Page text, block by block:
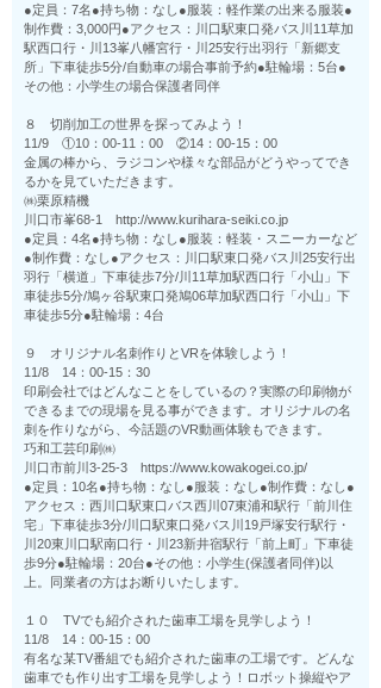
●定員：7名●持ち物：なし●服装：軽作業の出来る服装●
制作費：3,000円●アクセス：川口駅東口発バス川11草加
駅西口行・川13峯八幡宮行・川25安行出羽行「新郷支
所」下車徒歩5分/自動車の場合事前予約●駐輪場：5台●
その他：小学生の場合保護者同伴
８ 切削加工の世界を探ってみよう！
11/9 ①10：00-11：00 ②14：00-15：00
金属の棒から、ラジコンや様々な部品がどうやってでき
るかを見ていただきます。
㈱栗原精機
川口市峯68-1 http://www.kurihara-seiki.co.jp
●定員：4名●持ち物：なし●服装：軽装・スニーカーなど
●制作費：なし●アクセス：川口駅東口発バス川25安行出
羽行「横道」下車徒歩7分/川11草加駅西口行「小山」下
車徒歩5分/鳩ヶ谷駅東口発鳩06草加駅西口行「小山」下
車徒歩5分●駐輪場：4台
９ オリジナル名刺作りとVRを体験しよう！
11/8 14：00-15：30
印刷会社ではどんなことをしているの？実際の印刷物が
できるまでの現場を見る事ができます。オリジナルの名
刺を作りながら、今話題のVR動画体験もできます。
巧和工芸印刷㈱
川口市前川3-25-3 https://www.kowakogei.co.jp/
●定員：10名●持ち物：なし●服装：なし●制作費：なし●
アクセス：西川口駅東口バス西川07東浦和駅行「前川住
宅」下車徒歩3分/川口駅東口発バス川19戸塚安行駅行・
川20東川口駅南口行・川23新井宿駅行「前上町」下車徒
歩9分●駐輪場：20台●その他：小学生(保護者同伴)以
上。同業者の方はお断りいたします。
１０ TVでも紹介された歯車工場を見学しよう！
11/8 14：00-15：00
有名な某TV番組でも紹介された歯車の工場です。どんな
歯車でも作り出す工場を見学しよう！ロボット操縦やア